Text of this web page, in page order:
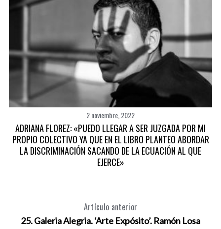
2 noviembre, 2022
ADRIANA FLOREZ: «PUEDO LLEGAR A SER JUZGADA POR MI
PROPIO COLECTIVO YA QUE EN EL LIBRO PLANTEO ABORDAR
LA DISCRIMINACIÓN SACANDO DE LA ECUACIÓN AL QUE
EJERCE»
Artículo anterior
25. Galeria Alegria. ‘Arte Expósito’. Ramón Losa